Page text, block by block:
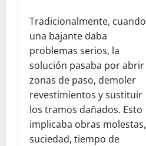
Tradicionalmente, cuando
una bajante daba
problemas serios, la
solución pasaba por abrir
zonas de paso, demoler
revestimientos y sustituir
los tramos dañados. Esto
implicaba obras molestas,
suciedad, tiempo de